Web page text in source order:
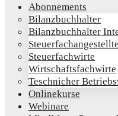
Abon­ne­ments
Bilanz­buch­hal­ter
Bilanz­buch­hal­ter
Steu­er­fach­an­ge­stell­te
Steu­er­fach­wir­te
Wirt­schafts­fach­wir­te
Teschni­cher
Online­kur­se
Web­i­na­re